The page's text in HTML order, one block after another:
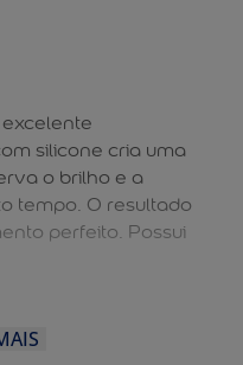
silicone cria uma
o brilho e a
tempo. O resultado
perfeito. Possui